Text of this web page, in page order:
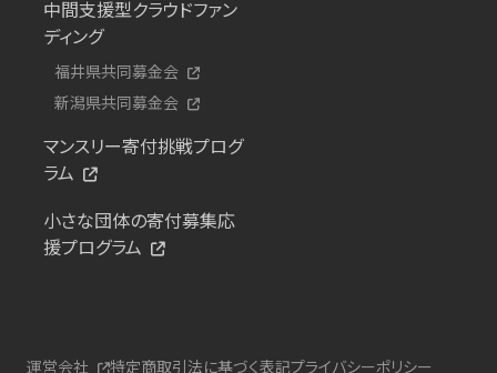
中間支援型クラウドファン
ディング
福井県共同募金会
新潟県共同募金会
マンスリー寄付挑戦プログ
ラム
小さな団体の寄付募集応
援プログラム
運営会社 特定商取引法に基づく表記プライバシーポリシー